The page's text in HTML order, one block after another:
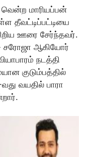
வென்ற மாரியப்பன்
தீவட்டிப்பட்டியை
ஊரை சேர்ந்தவர்.
சரோஜா ஆகியோர்
நடத்தி
குடும்பத்தில்
வயதில் பாரா